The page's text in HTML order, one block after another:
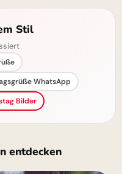
Stil
WhatsApp
Bilder
entdecken